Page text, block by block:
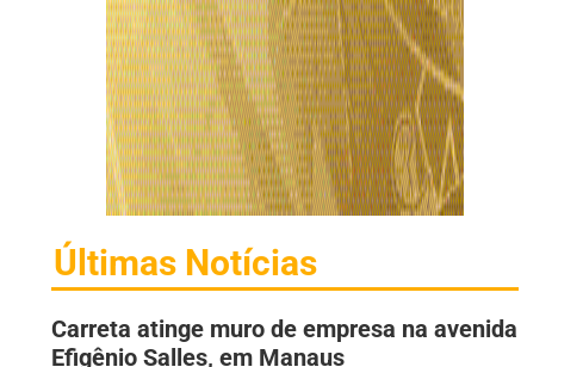
Últimas Notícias
Carreta atinge muro de empresa na avenida
Efigênio Salles, em Manaus